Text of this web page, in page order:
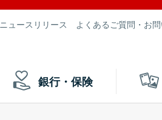
ニュースリリース よくあるご質問・お
銀行・保険